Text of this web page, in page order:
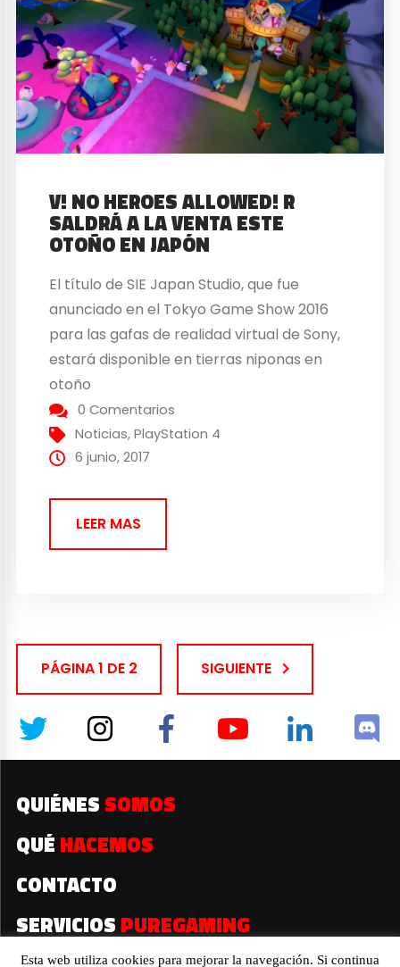
V! NO HEROES ALLOWED! R
SALDRÁ A LA VENTA ESTE
OTOÑO EN JAPÓN
El título de SIE Japan Studio, que fue
anunciado en el Tokyo Game Show 2016
para las gafas de realidad virtual de Sony,
estará disponible en tierras niponas en
otoño
0 Comentarios
Noticias,PlayStation 4
6 junio, 2017
LEER MAS
PÁGINA 1 DE 2 SIGUIENTE
QUIÉNES SOMOS
QUÉ HACEMOS
CONTACTO
SERVICIOS PUREGAMING
Esta web utiliza cookies para mejorar la navegación. Si continua